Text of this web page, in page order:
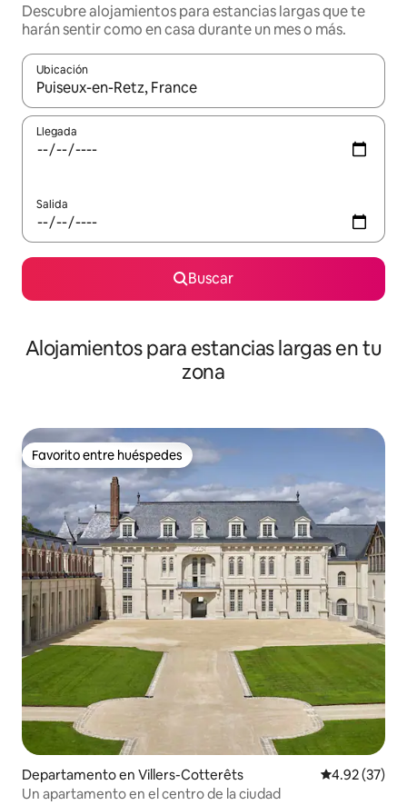
Descubre alojamientos para estancias largas que te
harán sentir como en casa durante un mes o más.
Ubicación
Cuando los resultados estén disponibles, podrás navegar
Llegada
Salida
Buscar
Alojamientos para estancias largas en tu
zona
Favorito entre huéspedes
Favorito entre huéspedes
Departamento en Villers-Cotterêts Calificación
4.92 (37)
Un apartamento en el centro de la ciudad